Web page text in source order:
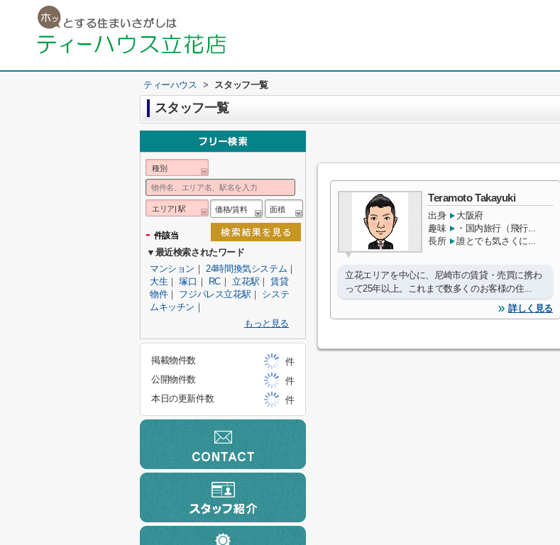
ティーハウス > スタッフ一覧
スタッフ一覧
Teramoto Takayuki
出身
大阪府
趣味
・国内旅行（飛行...
長所
誰とでも気さくに...
立花エリアを中心に、尼崎市の賃貸・売買に携わ
って25年以上。これまで数多くのお客様の住...
詳しく見る
種別
エリア| 駅 価格/賃料 面積
- 件該当
▼最近検索されたワード
マンション ｜24時間換気システム ｜
大生 ｜塚口 ｜ RC ｜ 立花駅 ｜賃貸
物件｜ フジパレス立花駅 ｜ システ
ムキッチン ｜
もっと見る
掲載物件数
件
公開物件数
件
本日の更新件数
件